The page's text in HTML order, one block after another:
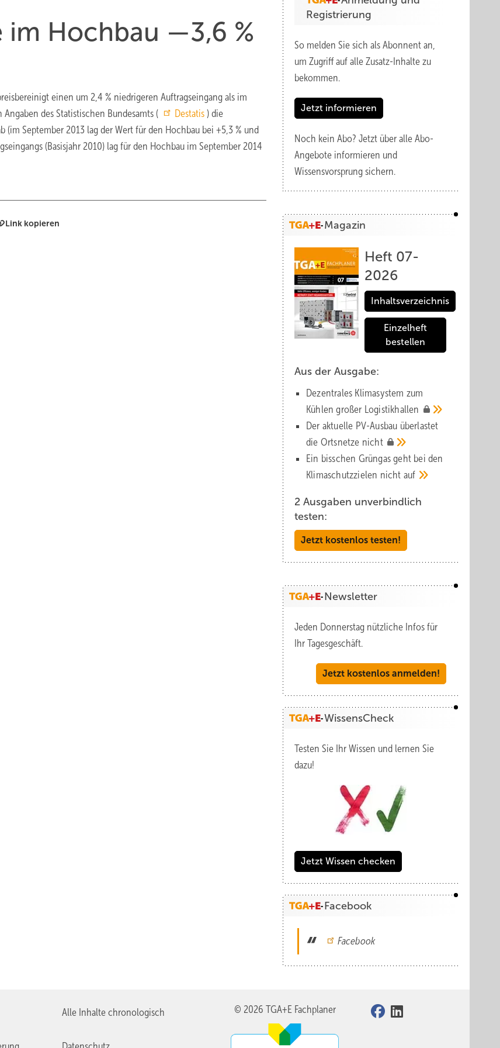
Hochbau —3,6 %
einen um 2,4 % niedrigeren Auftragseingang als im
des Statistischen Bundesamts (
Destatis ) die
September 2013 lag der Wert für den Hochbau bei +5,3 % und
(Basisjahr 2010) lag für den Hochbau im September 2014
Link kopieren
Registrierung
So melden Sie sich als Abonnent an,
um Zugriff auf alle Zusatz-Inhalte zu
bekommen.
Jetzt informieren
Noch kein Abo? Jetzt über alle Abo-
Angebote informieren und
Wissensvorsprung sichern.
Magazin
Heft 07-
2026
Inhaltsverzeichnis
Einzelheft
bestellen
Aus der Ausgabe:
Dezentrales Klimasystem zum
Kühlen großer Logistik­hallen
Der aktuelle PV-Ausbau über­lastet
die Orts­netze nicht
Ein bisschen Grüngas geht bei den
Klima­schutz­zielen nicht auf
2 Ausgaben unverbindlich
testen:
Jetzt kostenlos testen!
Newsletter
Jeden Donnerstag nützliche Infos für
Ihr Tagesgeschäft.
Jetzt kostenlos anmelden!
WissensCheck
Testen Sie Ihr Wissen und lernen Sie
dazu!
Jetzt Wissen checken
Facebook
Facebook
Alle Inhalte chronologisch © 2026 TGA+E Fachplaner